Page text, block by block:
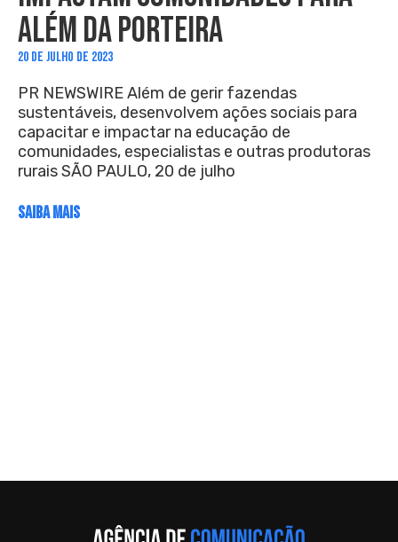
ALÉM DA PORTEIRA
20 DE JULHO DE 2023
PR NEWSWIRE Além de gerir fazendas
sustentáveis, desenvolvem ações sociais para
capacitar e impactar na educação de
comunidades, especialistas e outras produtoras
rurais SÃO PAULO, 20 de julho
SAIBA MAIS